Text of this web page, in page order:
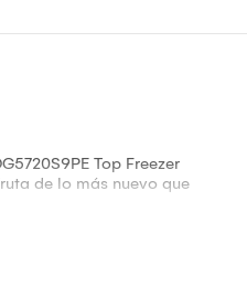
Top Freezer
de lo más nuevo que